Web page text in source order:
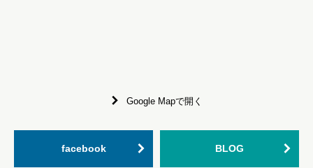
Google Mapで開く
facebook BLOG